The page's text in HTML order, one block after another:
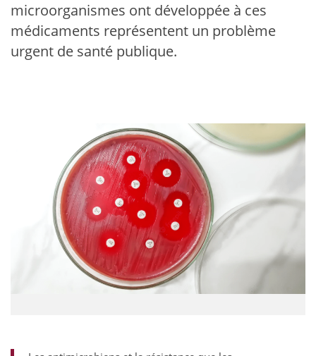
microorganismes ont développée à ces
médicaments représentent un problème
urgent de santé publique.